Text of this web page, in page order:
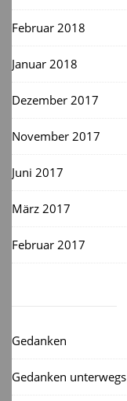
Februar 2018
Januar 2018
Dezember 2017
November 2017
Juni 2017
März 2017
Februar 2017
Gedanken
Gedanken unterwegs